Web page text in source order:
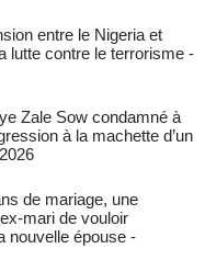
entre le Nigeria et
lutte contre le terrorisme -
Zale Sow condamné à
à la machette d’un
de mariage, une
mari de vouloir
nouvelle épouse -